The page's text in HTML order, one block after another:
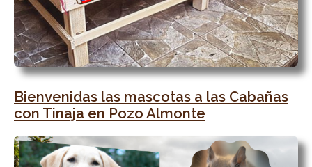
Bienvenidas las mascotas a las Cabañas
con Tinaja en Pozo Almonte